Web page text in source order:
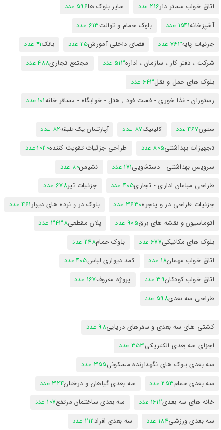
اتاق خواب مستر دار216 عدد سایر بلوک ها596 عدد
آشپزخانه1541 عدد بلوک حمام و توالت613 عدد
جزئیات پایه763 عدد فضای داخلی آموزش25 عدد بانک41 عدد
شرکت ، دفتر کار ، سازمان ، اداره513 عدد مجتمع تجاری488 عدد
بلوک های حمل و نقل643 عدد
رستوران - غذا خوری - فست فود ; هتل - خوابگاه - مسافر خانه101 عدد
ستون467 عدد کلینیک87 عدد آپارتمان یک طبقه82 عدد
تجهیزات بهداشتی805 عدد طراحی جزئیات تقویت کننده1020 عدد
سرویس بهداشتی - دستشویی171 عدد نشیمن80 عدد
طراحی مبلمان اداری - تجاری405 عدد جزئیات تیر678 عدد
جزئیات طراحی در و پنجره3630 عدد بلوک در و نرده های دیوار461 عدد
اتوماسیون و نقشه های برق905 عدد پلان مقطعی3438 عدد
بلوک های مکانیکی677 عدد بلوک حمام248 عدد
اتاق خواب مهمان18 عدد کمد دیواری لباس405 عدد
اتاق خواب کودکان39 عدد پروژه معروف167 عدد
طراحی سه بعدی598 عدد
کشتی های سه بعدی و سفرهای دریایی98 عدد
اجزای سه بعدی الکتریکی353 عدد
سه بعدی بلوک های نگهدارنده مسکونی355 عدد
سه بعدی حمام253 عدد سه بعدی گیاهان و درختان324 عدد
خانه های سه بعدی1612 عدد سه بعدی ساختمان مرتفع107 عدد
سه بعدی ورزشی184 عدد سه بعدی افراد212 عدد